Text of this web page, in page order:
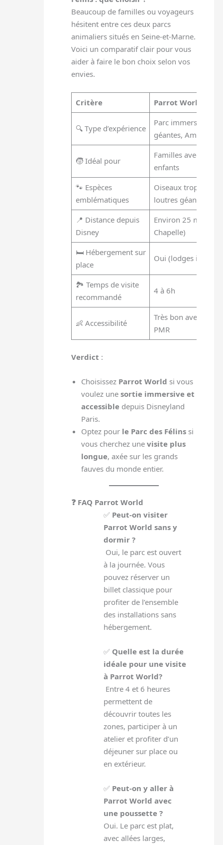
Beaucoup de familles ou voyageurs
hésitent entre ces deux parcs
animaliers situés en Seine-et-Marne.
Voici un comparatif clair pour vous
aider à faire le bon choix selon vos
envies.
Critère Parrot World
🔍 Type d’expérience
Parc immersif
géantes, Amazonie)
🧒 Idéal pour
Familles avec
enfants
🐾 Espèces
emblématiques
Oiseaux tropicaux,
loutres géantes
📍 Distance depuis
Disney
Environ 25 min
Chapelle)
🛏️ Hébergement sur
place
Oui (lodges
🏞️ Temps de visite
recommandé
4 à 6h
👶 Accessibilité
Très bon avec
PMR
Verdict :
Choisissez Parrot World si vous
voulez unesortie immersive et
accessible depuis Disneyland
Paris.
Optez pour le Parc des Félins si
vous cherchez unevisite plus
longue, axée sur les grands
fauves du monde entier.
❓ FAQ Parrot World
✅ Peut-on visiter
Parrot World sans y
dormir ?
Oui, le parc est ouvert
à la journée. Vous
pouvez réserver un
billet classique pour
profiter de l’ensemble
des installations sans
hébergement.
✅ Quelle est la durée
idéale pour une visite
à Parrot World?
Entre 4 et 6 heures
permettent de
découvrir toutes les
zones, participer à un
atelier et profiter d’un
déjeuner sur place ou
en extérieur.
✅ Peut-on y aller à
Parrot World avec
une poussette ?
Oui. Le parc est plat,
avec allées larges,